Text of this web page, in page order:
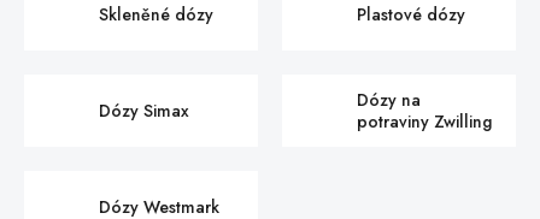
Skleněné dózy Plastové dózy
Dózy Simax
Dózy na
potraviny Zwilling
Dózy Westmark